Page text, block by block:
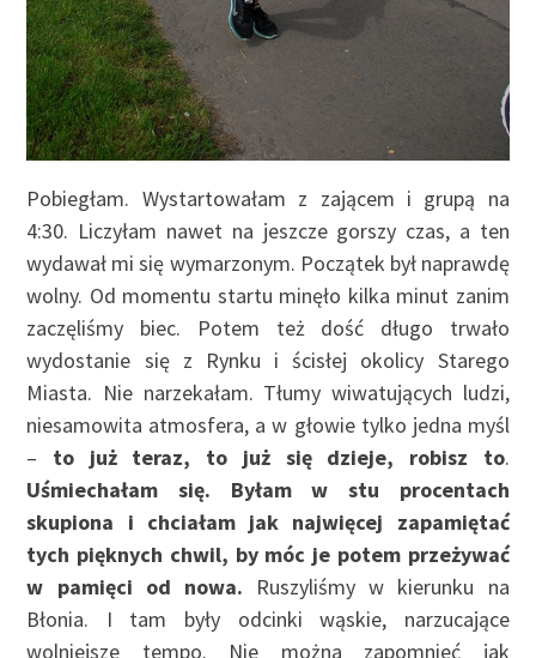
Pobiegłam. Wystartowałam z zającem i grupą na
4:30. Liczyłam nawet na jeszcze gorszy czas, a ten
wydawał mi się wymarzonym. Początek był naprawdę
wolny. Od momentu startu minęło kilka minut zanim
zaczęliśmy biec. Potem też dość długo trwało
wydostanie się z Rynku i ścisłej okolicy Starego
Miasta. Nie narzekałam. Tłumy wiwatujących ludzi,
niesamowita atmosfera, a w głowie tylko jedna myśl
– to już teraz, to już się dzieje, robisz to.
Uśmiechałam się. Byłam w stu procentach
skupiona i chciałam jak najwięcej zapamiętać
tych pięknych chwil, by móc je potem przeżywać
w pamięci od nowa. Ruszyliśmy w kierunku na
Błonia. I tam były odcinki wąskie, narzucające
wolniejsze tempo. Nie można zapomnieć jak